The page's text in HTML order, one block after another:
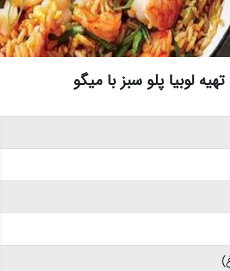
لوبیا پلو سبز با میگو